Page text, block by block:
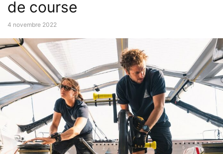
de course
4 novembre 2022